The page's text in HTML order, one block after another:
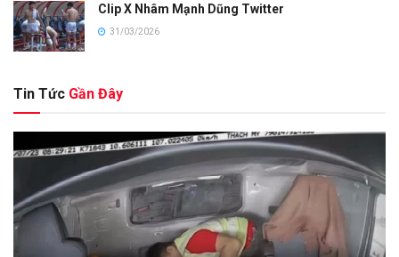
Clip X Nhâm Mạnh Dũng Twitter
31/03/2026
Tin Tức Gần Đây